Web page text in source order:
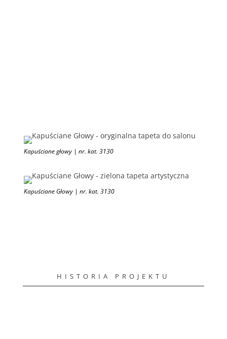
Kapuściane głowy | nr. kat. 3130
Kapuściane Głowy | nr. kat. 3130
HISTORIA PROJEKTU